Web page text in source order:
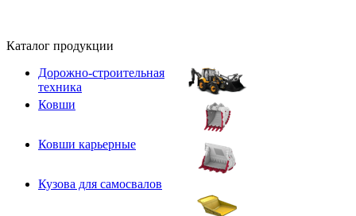
Каталог продукции
Дорожно-строительная
техника
Ковши
Ковши карьерные
Кузова для самосвалов